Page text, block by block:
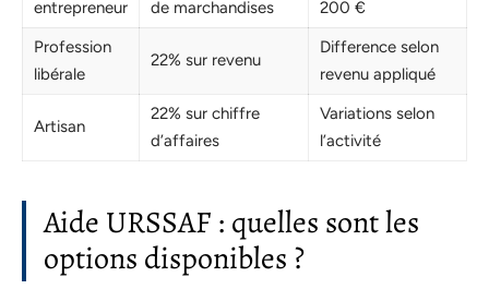
entrepreneur de marchandises
200 €
Profession
libérale
22% sur revenu
Difference selon
revenu appliqué
Artisan
22% sur chiffre
d’affaires
Variations selon
l’activité
Aide URSSAF : quelles sont les
options disponibles ?